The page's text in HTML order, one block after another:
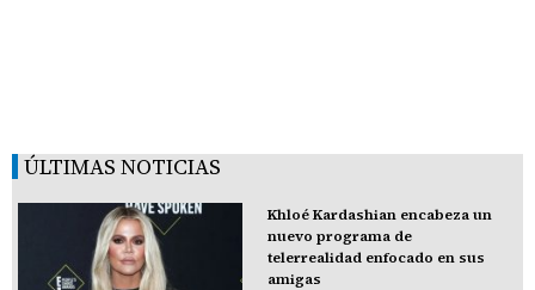
ÚLTIMAS NOTICIAS
Khloé Kardashian encabeza un
nuevo programa de
telerrealidad enfocado en sus
amigas